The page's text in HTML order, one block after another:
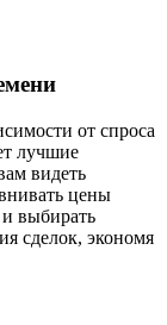
от спроса
лучшие
видеть
цены
выбирать
сделок, экономя